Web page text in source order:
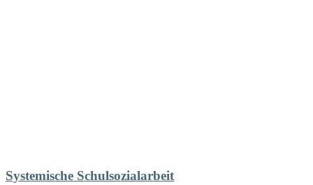
Systemische Schulsozialarbeit